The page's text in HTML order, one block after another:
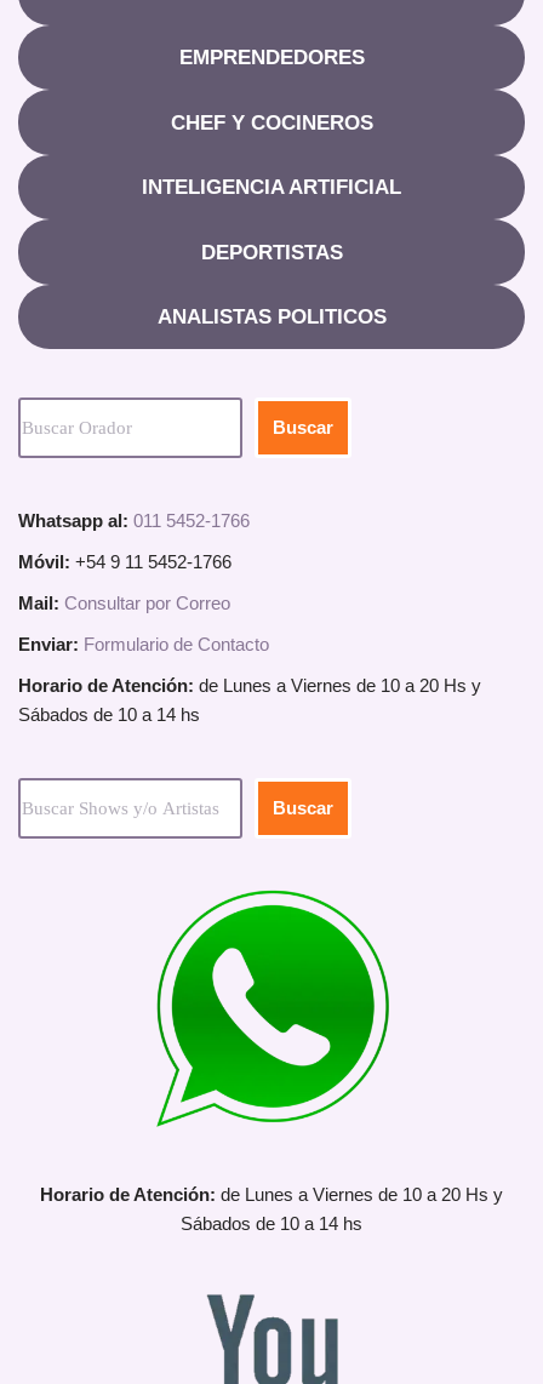
EMPRENDEDORES
CHEF Y COCINEROS
INTELIGENCIA ARTIFICIAL
DEPORTISTAS
ANALISTAS POLITICOS
Buscar
Whatsapp al: 011 5452-1766
Móvil: +54 9 11 5452-1766
Mail: Consultar por Correo
Enviar: Formulario de Contacto
Horario de Atención: de Lunes a Viernes de 10 a 20 Hs y
Sábados de 10 a 14 hs
Buscar
Horario de Atención: de Lunes a Viernes de 10 a 20 Hs y
Sábados de 10 a 14 hs